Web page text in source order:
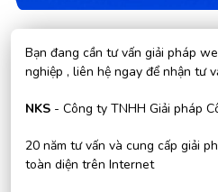
Bạn đang cần tư vấn giải pháp
nghiệp , liên hệ ngay để nhận tư
NKS - Công ty TNHH Giải pháp
20 năm tư vấn và cung cấp giải
toàn diện trên Internet